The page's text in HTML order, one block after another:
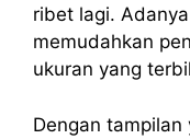
ribet lagi.
memudahkan
ukuran yang
Dengan